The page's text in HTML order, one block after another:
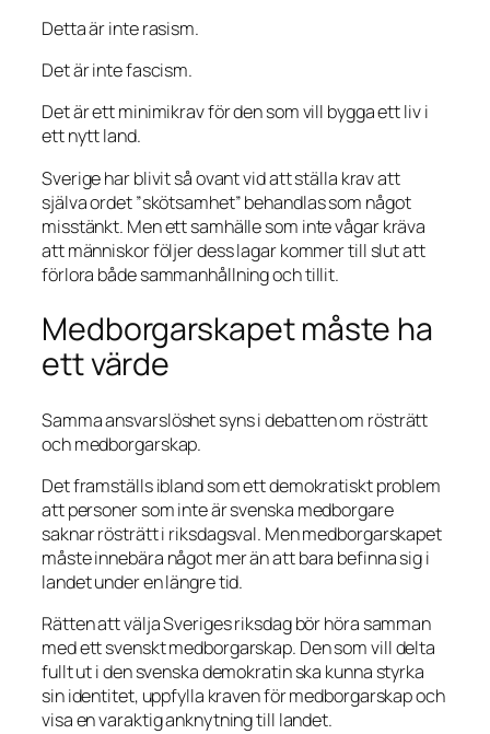
Detta är inte rasism.
Det är inte fascism.
Det är ett minimikrav för den som vill bygga ett liv i
ett nytt land.
Sverige har blivit så ovant vid att ställa krav att
själva ordet ”skötsamhet” behandlas som något
misstänkt. Men ett samhälle som inte vågar kräva
att människor följer dess lagar kommer till slut att
förlora både sammanhållning och tillit.
Medborgarskapet måste ha
ett värde
Samma ansvarslöshet syns i debatten om rösträtt
och medborgarskap.
Det framställs ibland som ett demokratiskt problem
att personer som inte är svenska medborgare
saknar rösträtt i riksdagsval. Men medborgarskapet
måste innebära något mer än att bara befinna sig i
landet under en längre tid.
Rätten att välja Sveriges riksdag bör höra samman
med ett svenskt medborgarskap. Den som vill delta
fullt ut i den svenska demokratin ska kunna styrka
sin identitet, uppfylla kraven för medborgarskap och
visa en varaktig anknytning till landet.